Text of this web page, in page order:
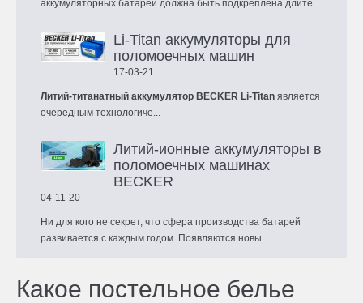
аккумуляторных батарей должна быть подкреплена длите...
Li-Titan аккумуляторы для
поломоечных машин
17-03-21
Литий-титанатный аккумулятор BECKER Li-Titan является
очередным технологиче...
Литий-ионные аккумуляторы в
поломоечных машинах
BECKER
04-11-20
Ни для кого не секрет, что сфера производства батарей
развивается с каждым годом. Появляются новы...
Какое постельное белье